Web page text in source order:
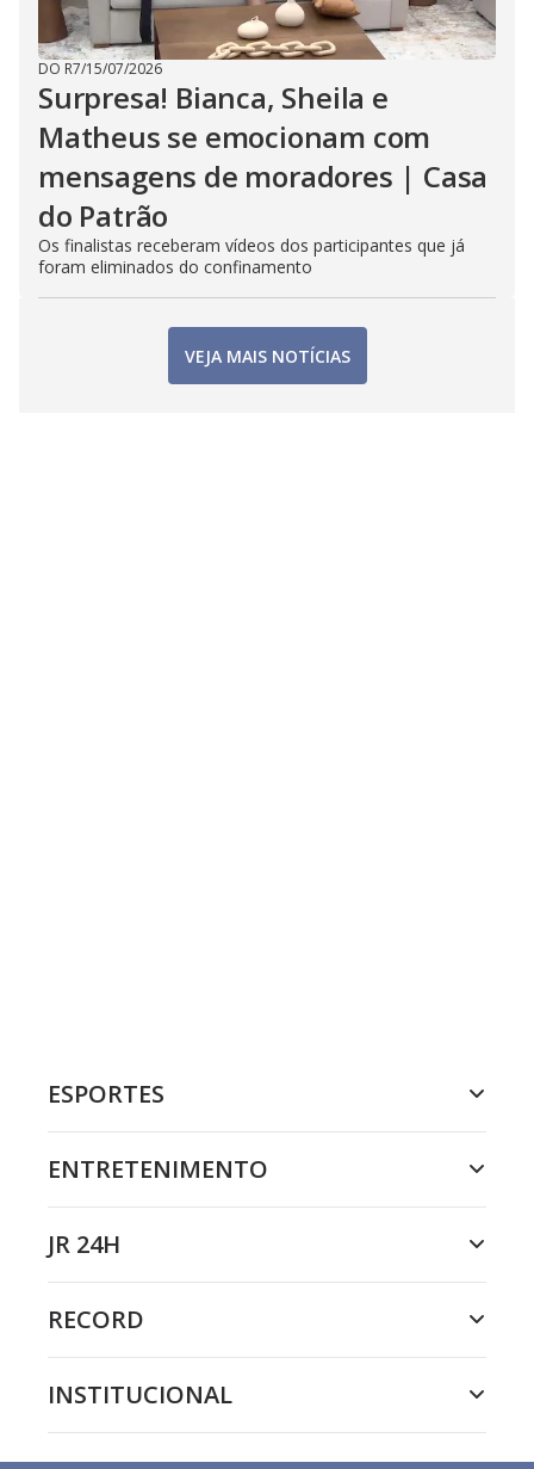
DO R7/15/07/2026
Surpresa! Bianca, Sheila e
Matheus se emocionam com
mensagens de moradores | Casa
do Patrão
Os finalistas receberam vídeos dos participantes que já
foram eliminados do confinamento
VEJA MAIS NOTÍCIAS
ESPORTES
ENTRETENIMENTO
JR 24H
RECORD
INSTITUCIONAL